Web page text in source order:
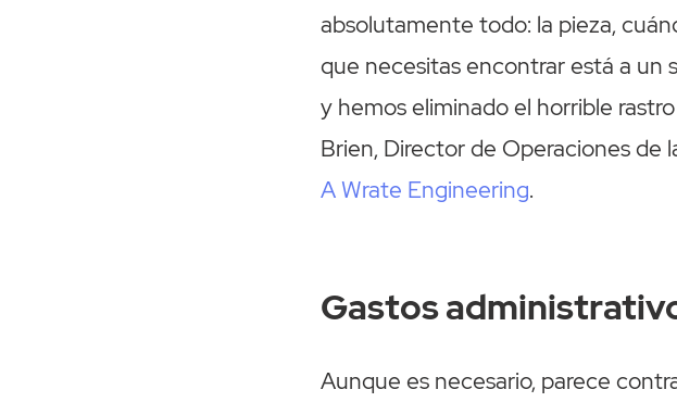
absolutamente todo: la pieza,
que necesitas encontrar está a un
y hemos eliminado el horrible
Brien, Director de Operaciones de
A Wrate Engineering.
Gastos
Aunque es necesario, parece